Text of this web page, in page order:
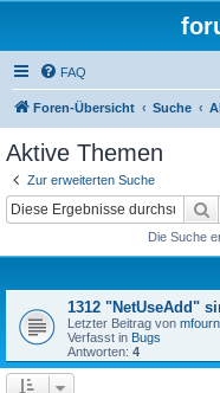
FAQ
Foren-Übersicht Suche
Aktive Themen
Zur erweiterten Suche
Die Suche
1312 "NetUseAdd"
Letzter Beitrag von
Verfasst in Bugs
Antworten: 4